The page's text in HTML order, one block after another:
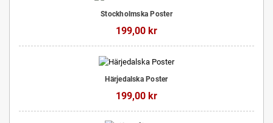
Stockholmska Poster
199,00 kr
Härjedalska Poster
199,00 kr